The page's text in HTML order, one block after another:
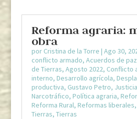
Reforma agraria:
obra
por Cristina de la Torre | Ago 30,
conflicto armado, Acuerdos de paz
de Tierras, Agosto 2022, Conflicto
interno, Desarrollo agrícola,
productiva, Gustavo Petro, Justicia
Narcotráfico, Política agraria,
Reforma Rural, Reformas liberales,
Tierras, Tierras